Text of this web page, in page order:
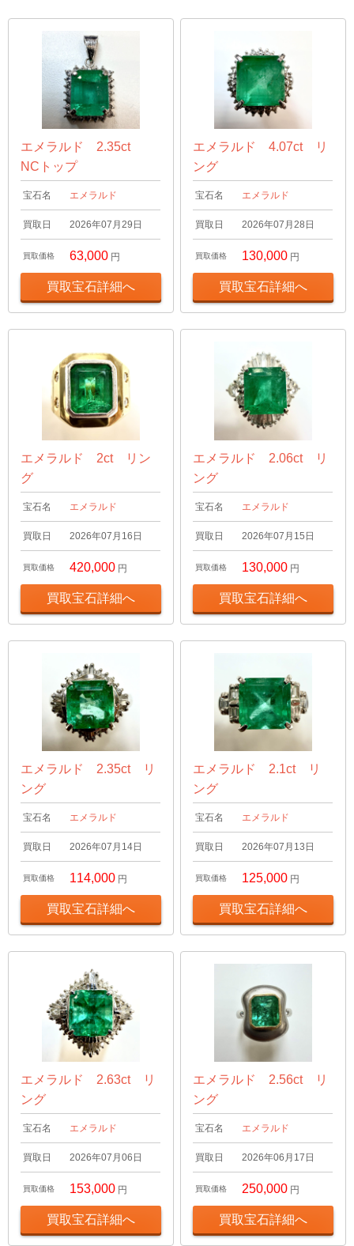
エメラルド 2.35ct
NCトップ
宝石名 エメラルド
買取日 2026年07月29日
買取価格 63,000 円
買取宝石詳細へ
エメラルド 4.07ct リ
ング
宝石名 エメラルド
買取日 2026年07月28日
買取価格 130,000 円
買取宝石詳細へ
エメラルド 2ct リン
グ
宝石名 エメラルド
買取日 2026年07月16日
買取価格 420,000 円
買取宝石詳細へ
エメラルド 2.06ct リ
ング
宝石名 エメラルド
買取日 2026年07月15日
買取価格 130,000 円
買取宝石詳細へ
エメラルド 2.35ct リ
ング
宝石名 エメラルド
買取日 2026年07月14日
買取価格 114,000 円
買取宝石詳細へ
エメラルド 2.1ct リ
ング
宝石名 エメラルド
買取日 2026年07月13日
買取価格 125,000 円
買取宝石詳細へ
エメラルド 2.63ct リ
ング
宝石名 エメラルド
買取日 2026年07月06日
買取価格 153,000 円
買取宝石詳細へ
エメラルド 2.56ct リ
ング
宝石名 エメラルド
買取日 2026年06月17日
買取価格 250,000 円
買取宝石詳細へ